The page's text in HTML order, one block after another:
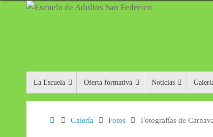
La Escuela Oferta formativa Noticias
InicioGalería Fotos Fotografías de